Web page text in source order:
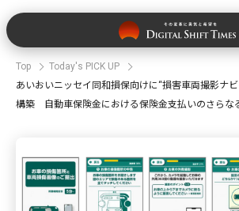
Top
Today's PICK UP
あいおいニッセイ同和損保向けに“損害車両撮影ナ
構築 自動車保険金における保険金支払いのさらな